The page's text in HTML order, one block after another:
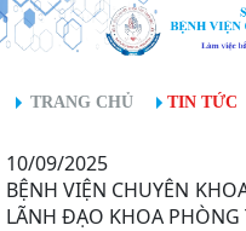
TRANG CHỦ TIN TỨC
10/09/2025
BỆNH VIỆN CHUYÊN
LÃNH ĐẠO KHOA